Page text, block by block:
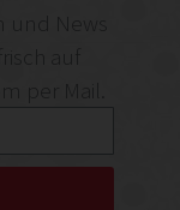
per Mail.